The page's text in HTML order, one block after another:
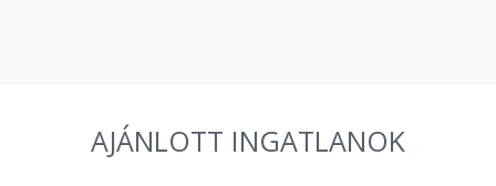
AJÁNLOTT INGATLANOK